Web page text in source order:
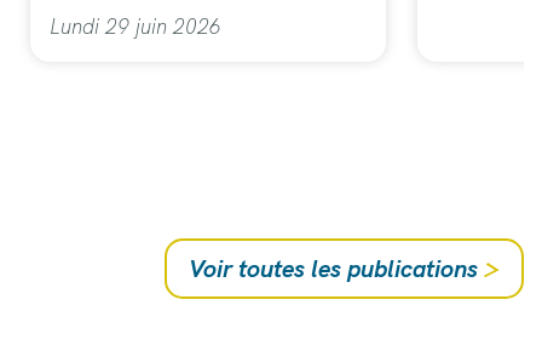
Lundi 29 juin 2026
Voir toutes les publications >